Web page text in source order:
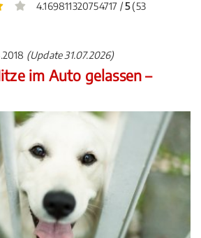
4.169811320754717 /5(53
(Update 31.07.2026)
im Auto gelassen –